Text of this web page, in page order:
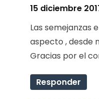
15 diciembre
Las semejanzas
aspecto , desde
Gracias por el
Responder